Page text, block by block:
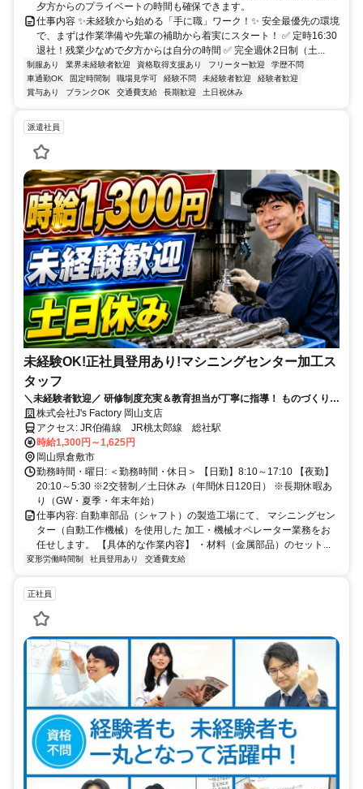
夕方からのプライベートの時間も確保できます。
仕事内容 ✨未経験から始める「手に職」ワーク！✨ 安全最優先の環境
で、まずは作業準備や先輩の補助から着実にスタート！ ✅ 定時16:30
退社！残業少なめで夕方からは自分の時間 ✅ 完全週休2日制（土...
制服あり 業界未経験者歓迎 資格取得支援あり フリーター歓迎
学歴不問
車通勤OK
固定時間制 職場見学可 経験不問 未経験者歓迎
経験者歓迎
賞与あり
ブランクOK 交通費支給 長期歓迎 土日祝休み
派遣社員
未経験OK!正社員登用あり!マシニングセンター加工ス
タッフ
＼未経験者歓迎／ 研修制度充実＆教育担当が丁寧に指導！ ものづくりが
好きな方、手に職をつけたい方にピッタリです。
株式会社J's Factory 岡山支店
アクセス: JR伯備線 JR桃太郎線 総社駅
時給1,300円～1,625円
岡山県倉敷市
勤務時間・曜日: ＜勤務時間・休日＞ 【日勤】8:10～17:10 【夜勤】
20:10～5:30 ※2交替制／土日休み（年間休日120日） ※長期休暇あ
り（GW・夏季・年末年始）
仕事内容: 自動車部品（シャフト）の製造工場にて、 マシニングセン
ター（自動工作機械）を使用した 加工・機械オペレーター業務をお
任せします。 【具体的な作業内容】 ・材料（金属部品）のセット...
変形労働時間制 社員登用あり 交通費支給
正社員